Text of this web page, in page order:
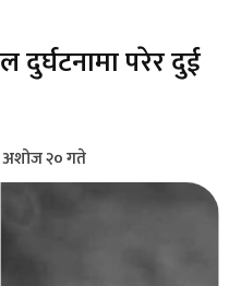
दुर्घटनामा परेर दुई
२० गते